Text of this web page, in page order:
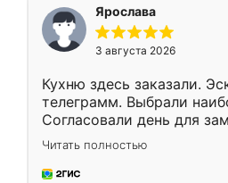
Ярослава
3 августа 2026
Кухню здесь заказали.
телеграмм. Выбрали
Согласовали день для
недели кухня была уже
довольны работой.
мебель за качественную
Читать полностью